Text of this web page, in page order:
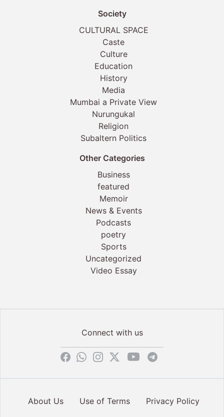
Society
CULTURAL SPACE
Caste
Culture
Education
History
Media
Mumbai a Private View
Nurungukal
Religion
Subaltern Politics
Other Categories
Business
featured
Memoir
News & Events
Podcasts
poetry
Sports
Uncategorized
Video Essay
Connect with us
About Us Use of Terms
Privacy Policy